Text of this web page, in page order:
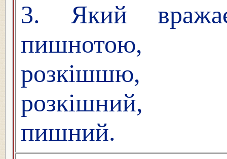
3. Який
пишнотою,
розкішшю,
розкішний,
пишний.